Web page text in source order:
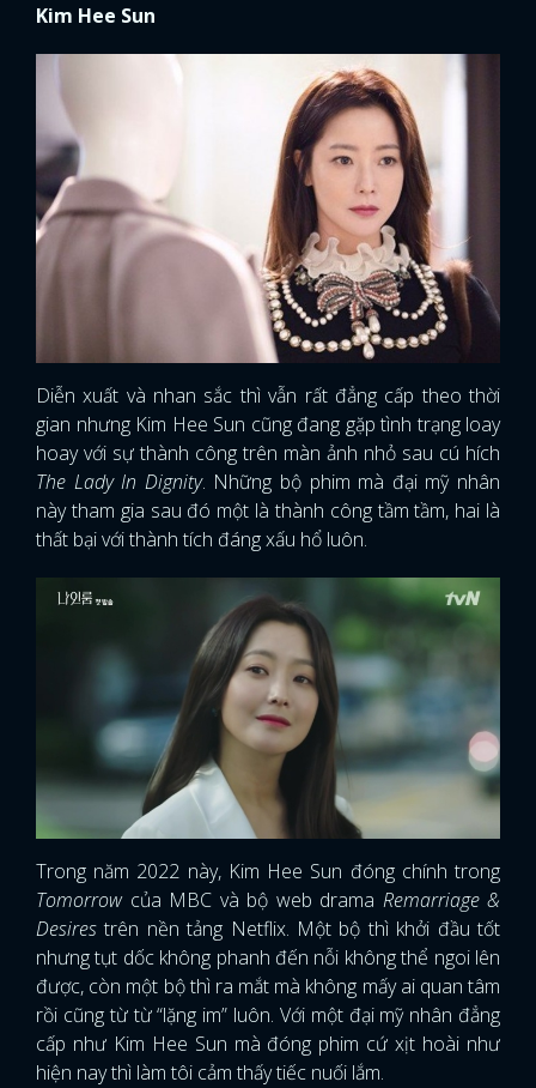
Kim Hee Sun
Diễn xuất và nhan sắc thì vẫn rất đẳng cấp theo thời
gian nhưng Kim Hee Sun cũng đang gặp tình trạng loay
hoay với sự thành công trên màn ảnh nhỏ sau cú hích
The Lady In Dignity. Những bộ phim mà đại mỹ nhân
này tham gia sau đó một là thành công tầm tầm, hai là
thất bại với thành tích đáng xấu hổ luôn.
Trong năm 2022 này, Kim Hee Sun đóng chính trong
Tomorrowcủa MBC và bộ web drama Remarriage &
Desires trên nền tảng Netflix. Một bộ thì khởi đầu tốt
nhưng tụt dốc không phanh đến nỗi không thể ngoi lên
được, còn một bộ thì ra mắt mà không mấy ai quan tâm
rồi cũng từ từ “lặng im” luôn. Với một đại mỹ nhân đẳng
cấp như Kim Hee Sun mà đóng phim cứ xịt hoài như
hiện nay thì làm tôi cảm thấy tiếc nuối lắm.